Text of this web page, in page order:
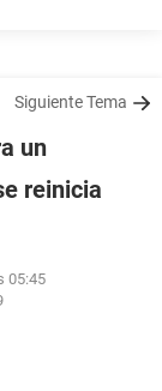
Siguiente Tema
un
reinicia
05:45